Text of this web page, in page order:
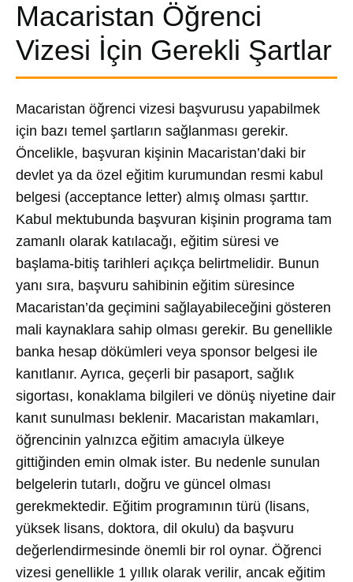
Macaristan Öğrenci
Vizesi İçin Gerekli Şartlar
Macaristan öğrenci vizesi başvurusu yapabilmek
için bazı temel şartların sağlanması gerekir.
Öncelikle, başvuran kişinin Macaristan’daki bir
devlet ya da özel eğitim kurumundan resmi kabul
belgesi (acceptance letter) almış olması şarttır.
Kabul mektubunda başvuran kişinin programa tam
zamanlı olarak katılacağı, eğitim süresi ve
başlama-bitiş tarihleri açıkça belirtmelidir. Bunun
yanı sıra, başvuru sahibinin eğitim süresince
Macaristan’da geçimini sağlayabileceğini gösteren
mali kaynaklara sahip olması gerekir. Bu genellikle
banka hesap dökümleri veya sponsor belgesi ile
kanıtlanır. Ayrıca, geçerli bir pasaport, sağlık
sigortası, konaklama bilgileri ve dönüş niyetine dair
kanıt sunulması beklenir. Macaristan makamları,
öğrencinin yalnızca eğitim amacıyla ülkeye
gittiğinden emin olmak ister. Bu nedenle sunulan
belgelerin tutarlı, doğru ve güncel olması
gerekmektedir. Eğitim programının türü (lisans,
yüksek lisans, doktora, dil okulu) da başvuru
değerlendirmesinde önemli bir rol oynar. Öğrenci
vizesi genellikle 1 yıllık olarak verilir, ancak eğitim